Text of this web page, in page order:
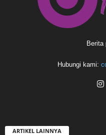
Berita
Hubungi kami:
ARTIKEL LAINNYA